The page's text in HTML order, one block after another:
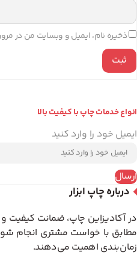
ذخیره نام، ایمیل و وبسایت من در
انواع خدمات چاپ با کیفیت بالا
ایمیل خود را وارد کنید
ارسال
درباره چاپ ابزار
در آکادیزاین چاپ، ضمانت کیفیت
مطابق با خواست مشتری انجام
زمان‌بندی اهمیت می‌دهند.